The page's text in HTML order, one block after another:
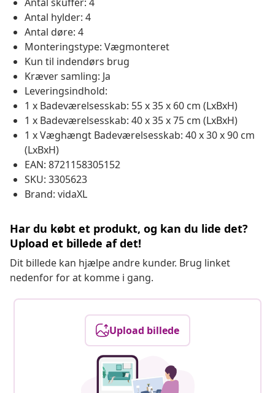
Antal hylder: 4
Antal døre: 4
Monteringstype: Vægmonteret
Kun til indendørs brug
Kræver samling: Ja
Leveringsindhold:
1 x Badeværelsesskab: 55 x 35 x 60 cm (LxBxH)
1 x Badeværelsesskab: 40 x 35 x 75 cm (LxBxH)
1 x Væghængt Badeværelsesskab: 40 x 30 x 90 cm
(LxBxH)
EAN: 8721158305152
SKU: 3305623
Brand: vidaXL
Har du købt et produkt, og kan du lide det?
Upload et billede af det!
Dit billede kan hjælpe andre kunder. Brug linket
nedenfor for at komme i gang.
Upload billede